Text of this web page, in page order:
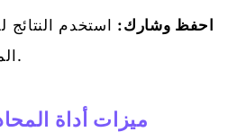
احفظ وشارك: استخدم النتائج
المشاريع الإبداعية.
ميزات أداة